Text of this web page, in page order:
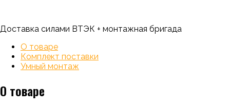
Доставка силами ВТЭК + монтажная бригада
О товаре
Комплект поставки
Умный монтаж
О товаре